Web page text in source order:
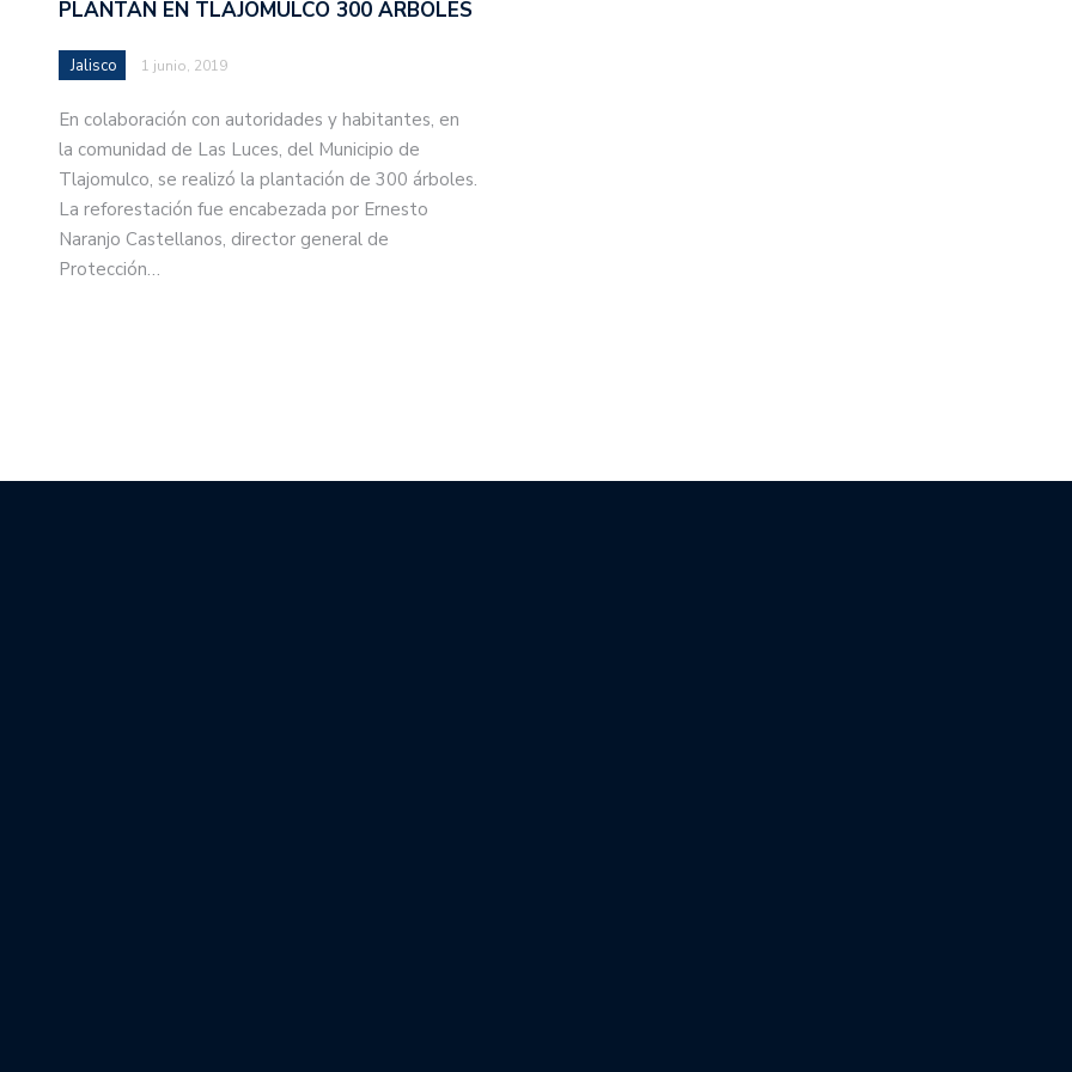
PLANTAN EN TLAJOMULCO 300 ÁRBOLES
Jalisco 1 junio, 2019
En colaboración con autoridades y habitantes, en
la comunidad de Las Luces, del Municipio de
Tlajomulco, se realizó la plantación de 300 árboles.
La reforestación fue encabezada por Ernesto
Naranjo Castellanos, director general de
Protección…